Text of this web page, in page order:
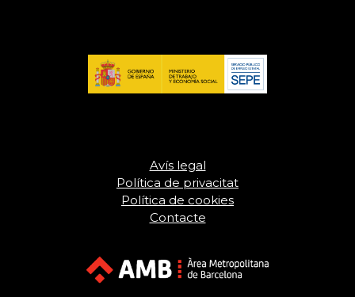
Avís legal
Política de privacitat
Política de cookies
Contacte